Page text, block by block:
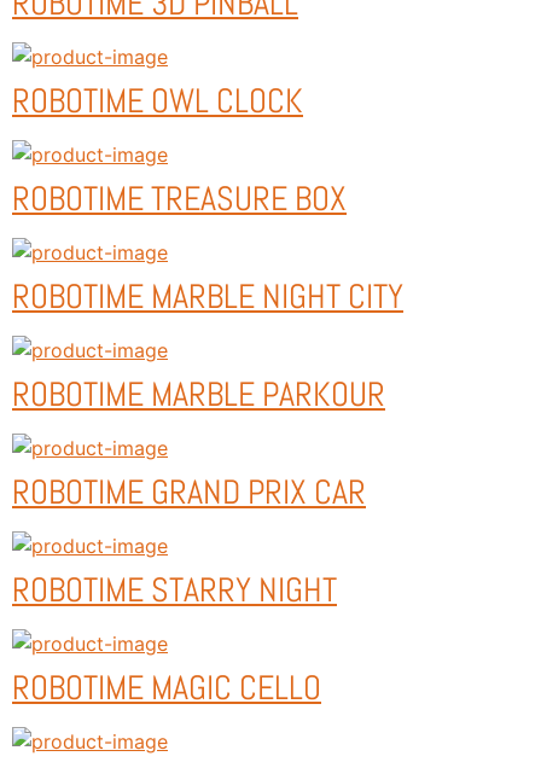
ROBOTIME OWL CLOCK
ROBOTIME TREASURE BOX
ROBOTIME MARBLE NIGHT CITY
ROBOTIME MARBLE PARKOUR
ROBOTIME GRAND PRIX CAR
ROBOTIME STARRY NIGHT
ROBOTIME MAGIC CELLO